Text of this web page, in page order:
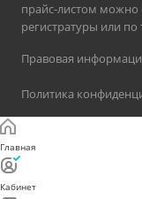
прайс-листом можно
регистратуры или по
Правовая
Политика
Главная
Кабинет